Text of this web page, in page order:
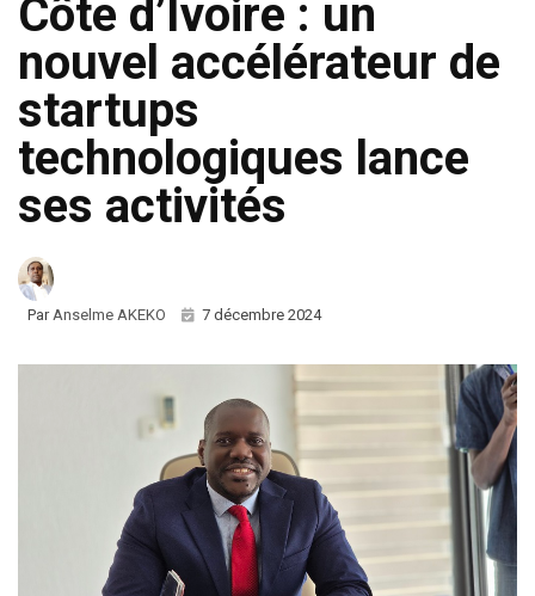
Côte d’Ivoire : un
nouvel accélérateur de
startups
technologiques lance
ses activités
ParAnselme AKEKO 7 décembre 2024